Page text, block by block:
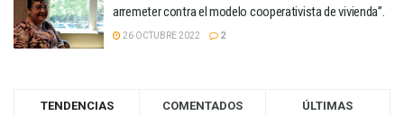
arremeter contra el modelo cooperativista de vivienda”.
26 OCTUBRE 2022 2
TENDENCIAS COMENTADOS ÚLTIMAS